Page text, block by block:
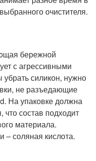
очистителя.
бережной
с агрессивными
силикон, нужно
не разъедающие
На упаковке должна
что состав подходит
материала.
– соляная кислота.